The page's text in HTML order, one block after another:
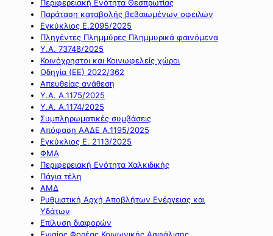
Περιφερειακή Ενότητα Θεσπρωτίας
Παράταση καταβολής βεβαιωμένων οφειλών
Εγκύκλιος Ε.2095/2025
Πληγέντες Πλημμύρες Πλημμυρικά φαινόμενα
Υ.Α. 73748/2025
Κοινόχρηστοι και Κοινωφελείς χώροι
Οδηγία (ΕΕ) 2022/362
Απευθείας ανάθεση
Υ.Α. Α.1175/2025
Υ.Α. Α.1174/2025
Συμπληρωματικές συμβάσεις
Απόφαση ΑΑΔΕ Α.1195/2025
Εγκύκλιος Ε. 2113/2025
ΦΜΑ
Περιφερειακή Ενότητα Χαλκιδικής
Πάγια τέλη
ΑΜΔ
Ρυθμιστική Αρχή Αποβλήτων Ενέργειας και
Υδάτων
Επίλυση διαφορών